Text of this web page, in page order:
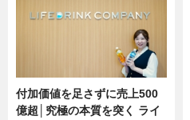
付加価値を足さずに売上500
億超│究極の本質を突く ライ